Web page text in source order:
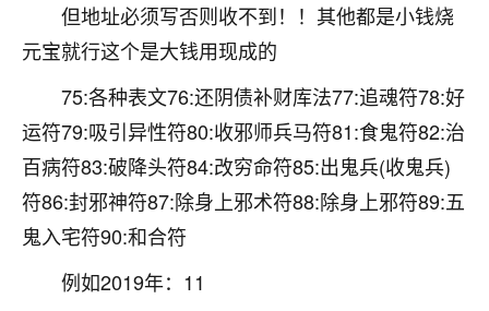
但地址必须写否则收不到！！其他都是小钱烧
元宝就行这个是大钱用现成的
75:各种表文76:还阴债补财库法77:追魂符78:好
运符79:吸引异性符80:收邪师兵马符81:食鬼符82:治
百病符83:破降头符84:改穷命符85:出鬼兵(收鬼兵)
符86:封邪神符87:除身上邪术符88:除身上邪符89:五
鬼入宅符90:和合符
例如2019年：11
触，首先就是心态会变好，万般皆是命，半点
不由人！
1天前 来自四川 9
金白水清
我也想找老师看看，有没有人给个联系方式的啊？
鹿森：慧来老师微信：gjsy0624
1天前 来自江西